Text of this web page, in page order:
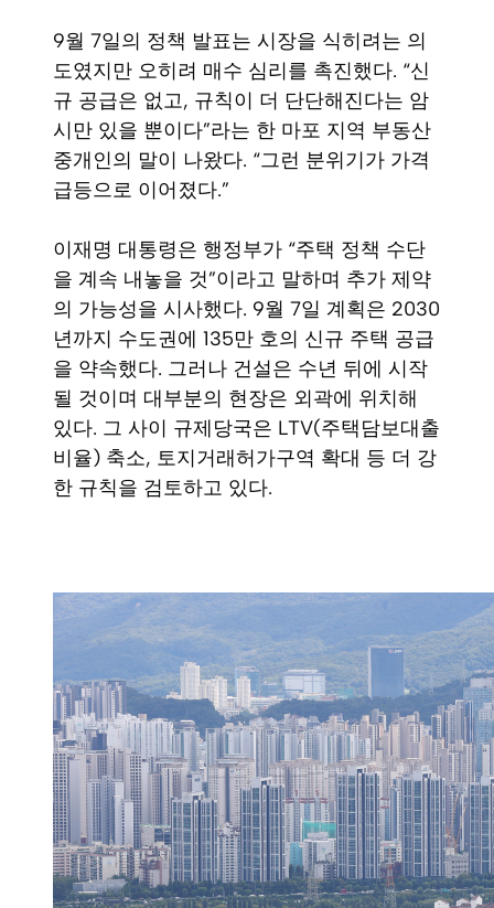
9월 7일의 정책 발표는 시장을 식히려는 의
도였지만 오히려 매수 심리를 촉진했다. “신
규 공급은 없고, 규칙이 더 단단해진다는 암
시만 있을 뿐이다”라는 한 마포 지역 부동산
중개인의 말이 나왔다. “그런 분위기가 가격
급등으로 이어졌다.”
이재명 대통령은 행정부가 “주택 정책 수단
을 계속 내놓을 것”이라고 말하며 추가 제약
의 가능성을 시사했다. 9월 7일 계획은 2030
년까지 수도권에 135만 호의 신규 주택 공급
을 약속했다. 그러나 건설은 수년 뒤에 시작
될 것이며 대부분의 현장은 외곽에 위치해
있다. 그 사이 규제당국은 LTV(주택담보대출
비율) 축소, 토지거래허가구역 확대 등 더 강
한 규칙을 검토하고 있다.